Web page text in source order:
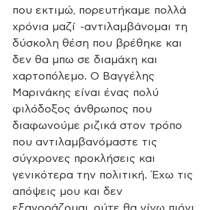
που εκτιμώ, πορευτήκαμε πολλά
χρόνια μαζί  -αντιλαμβάνομαι τη
δύσκολη θέση που βρέθηκε και
δεν θα μπω σε διαμάχη και
χαρτοπόλεμο. Ο Βαγγέλης
Μαρινάκης είναι ένας πολύ
φιλόδοξος άνθρωπος που
διαφωνούμε ριζικά στον τρόπο
που αντιλαμβανόμαστε τις
σύγχρονες προκλήσεις και
γενικότερα την πολιτική. Έχω τις
απόψεις μου και δεν